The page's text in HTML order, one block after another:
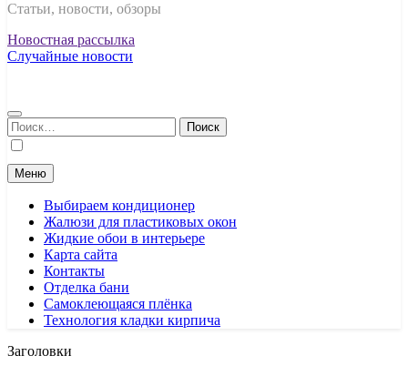
Статьи, новости, обзоры
Новостная рассылка
Случайные новости
Найти:
Меню
Выбираем кондиционер
Жалюзи для пластиковых окон
Жидкие обои в интерьере
Карта сайта
Контакты
Отделка бани
Самоклеющаяся плёнка
Технология кладки кирпича
Заголовки